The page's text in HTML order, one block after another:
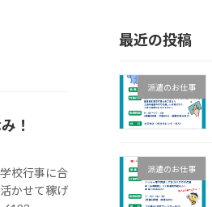
！
校行事に合
かせて稼げ
最近の投稿
派遣のお仕事
派遣のお仕事